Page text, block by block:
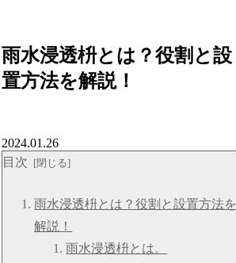
雨水浸透枡とは？役割と設
置方法を解説！
2024.01.26
目次
雨水浸透枡とは？役割と設置方法を
解説！
雨水浸透枡とは。